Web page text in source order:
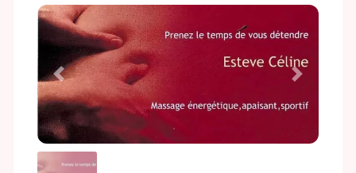
Previous Next